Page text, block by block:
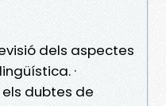
dels aspectes
·
dubtes de